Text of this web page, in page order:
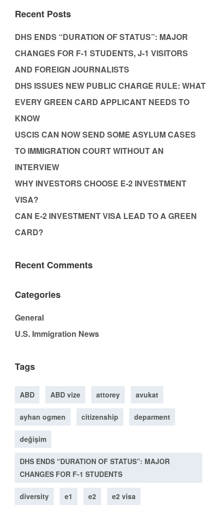
Recent Posts
DHS ENDS “DURATION OF STATUS”: MAJOR
CHANGES FOR F-1 STUDENTS, J-1 VISITORS
AND FOREIGN JOURNALISTS
DHS ISSUES NEW PUBLIC CHARGE RULE: WHAT
EVERY GREEN CARD APPLICANT NEEDS TO
KNOW
USCIS CAN NOW SEND SOME ASYLUM CASES
TO IMMIGRATION COURT WITHOUT AN
INTERVIEW
WHY INVESTORS CHOOSE E-2 INVESTMENT
VISA?
CAN E-2 INVESTMENT VISA LEAD TO A GREEN
CARD?
Recent Comments
Categories
General
U.S. Immigration News
Tags
ABD ABD vize attorey avukat
ayhan ogmen citizenship deparment
değişim
DHS ENDS “DURATION OF STATUS”: MAJOR
CHANGES FOR F-1 STUDENTS
diversity e1 e2 e2 visa